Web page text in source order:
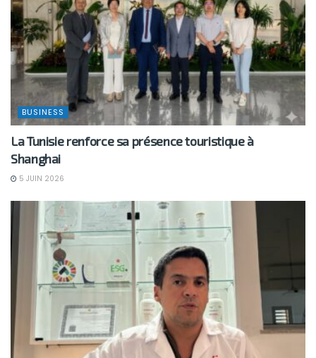
BUSINESS
La Tunisie renforce sa présence touristique à
Shanghai
5 JUIN 2026